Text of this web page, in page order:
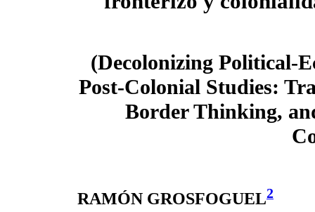
(Decolonizing Political-
Post-Colonial Studies:
Border Thinking,
RAMÓN GROSFOGUEL2